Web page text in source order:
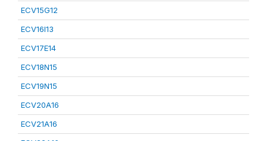
ECV15G12
ECV16I13
ECV17E14
ECV18N15
ECV19N15
ECV20A16
ECV21A16